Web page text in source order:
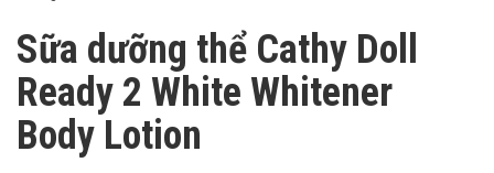
Sữa dưỡng thể Cathy Doll
Ready 2 White Whitener
Body Lotion